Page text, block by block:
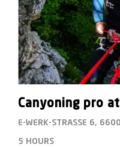
Canyoning pro
E-WERK-STRASSE 6,
5 HOURS